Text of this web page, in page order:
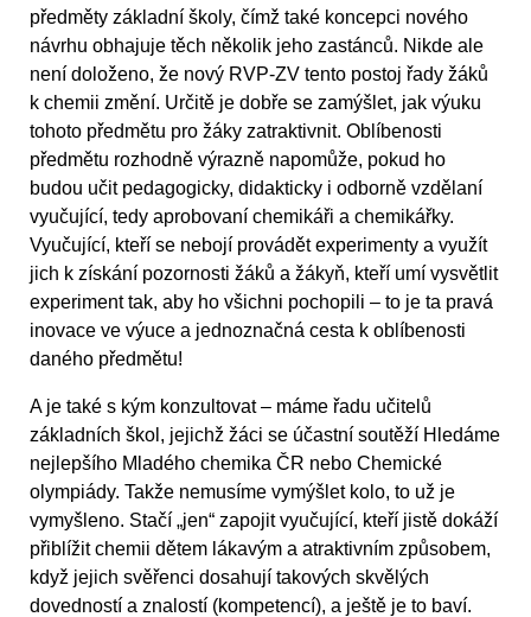
předměty základní školy, čímž také koncepci nového
návrhu obhajuje těch několik jeho zastánců. Nikde ale
není doloženo, že nový RVP-ZV tento postoj řady žáků
k chemii změní. Určitě je dobře se zamýšlet, jak výuku
tohoto předmětu pro žáky zatraktivnit. Oblíbenosti
předmětu rozhodně výrazně napomůže, pokud ho
budou učit pedagogicky, didakticky i odborně vzdělaní
vyučující, tedy aprobovaní chemikáři a chemikářky.
Vyučující, kteří se nebojí provádět experimenty a využít
jich k získání pozornosti žáků a žákyň, kteří umí vysvětlit
experiment tak, aby ho všichni pochopili – to je ta pravá
inovace ve výuce a jednoznačná cesta k oblíbenosti
daného předmětu!
A je také s kým konzultovat – máme řadu učitelů
základních škol, jejichž žáci se účastní soutěží Hledáme
nejlepšího Mladého chemika ČR nebo Chemické
olympiády. Takže nemusíme vymýšlet kolo, to už je
vymyšleno. Stačí „jen“ zapojit vyučující, kteří jistě dokáží
přiblížit chemii dětem lákavým a atraktivním způsobem,
když jejich svěřenci dosahují takových skvělých
dovedností a znalostí (kompetencí), a ještě je to baví.